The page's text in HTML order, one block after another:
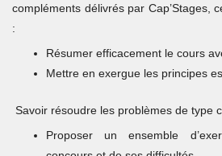
compléments délivrés par Cap’Stages,
:
Résumer efficacement le cours
Mettre en exergue les principes
Savoir résoudre les problèmes de type
Proposer un ensemble